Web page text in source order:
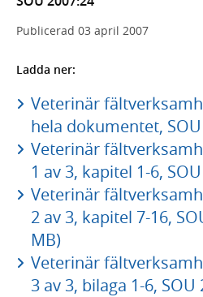
Publicerad 03 april 2007
Ladda ner:
Veterinär
hela dokumentet,
Veterinär
1 av 3, kapitel 1-6,
Veterinär
2 av 3, kapitel 7-16,
MB)
Veterinär
3 av 3, bilaga 1-6,